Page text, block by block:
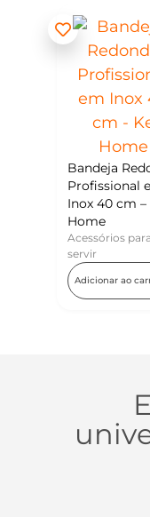
Bandeja
Profissional
Inox 40 cm –
Home
Acessórios para
servir
Adicionar ao